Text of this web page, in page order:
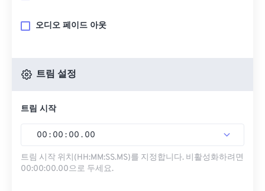
오디오 페이드 아웃
트림 설정
트림 시작
00 : 00 : 00 . 00
트림 시작 위치(HH:MM:SS.MS)를 지정합니다. 비활성화하려면
00:00:00.00으로 두세요.